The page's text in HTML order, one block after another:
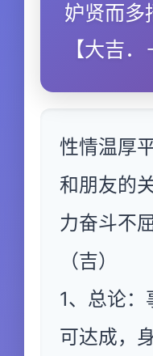
妒贤而多
【大吉．
性情温厚
和朋友的
力奋斗不
（吉）
1、总论
可达成，